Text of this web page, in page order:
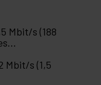
Mbit/s (188
Mbit/s (1,5